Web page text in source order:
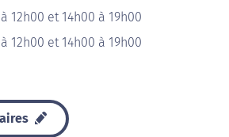
12h00 et 14h00 à 19h00
12h00 et 14h00 à 19h00